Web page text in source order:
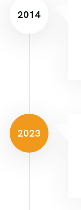
2014
2023